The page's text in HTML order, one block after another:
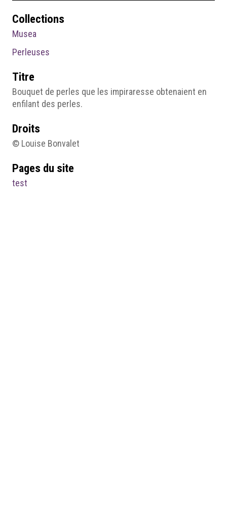
Collections
Musea
Perleuses
Titre
Bouquet de perles que les impiraresse obtenaient en
enfilant des perles.
Droits
© Louise Bonvalet
Pages du site
test